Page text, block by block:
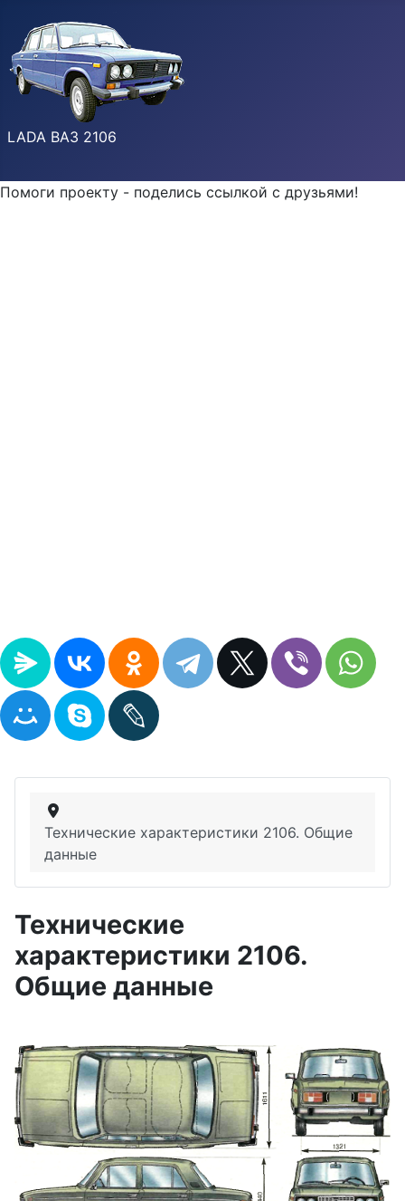
LADA ВАЗ 2106
Помоги проекту - поделись ссылкой с друзьями!
Технические характеристики 2106. Общие
данные
Технические
характеристики 2106.
Общие данные